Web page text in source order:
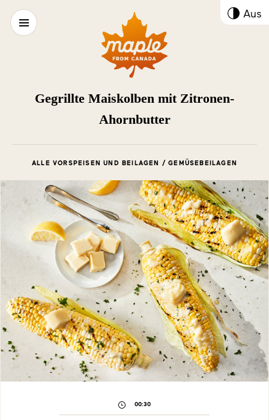
Aus
Gegrillte Maiskolben mit Zitronen-
Ahornbutter
ALLE VORSPEISEN UND BEILAGEN / GEMÜSEBEILAGEN
00:30